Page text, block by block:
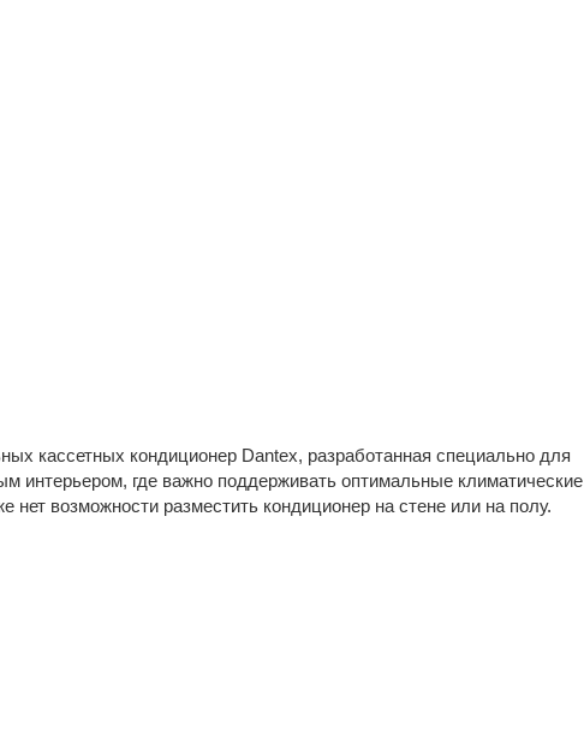
кассетных кондиционер Dantex, разработанная специально для
где важно поддерживать оптимальные климатические
возможности разместить кондиционер на стене или на полу.